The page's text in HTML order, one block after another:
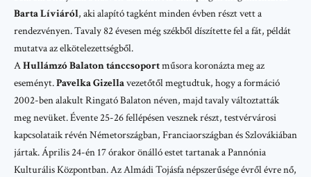
Barta Líviáról, aki alapító tagként minden évben részt vett a
rendezvényen. Tavaly 82 évesen még székből díszítette fel a fát, példát
mutatva az elkötelezettségből.
AHullámzó Balaton tánccsoportműsora koronázta meg az
eseményt.Pavelka Gizellavezetőtől megtudtuk, hogy a formáció
2002-ben alakult Ringató Balaton néven, majd tavaly változtatták
meg nevüket. Évente 25-26 fellépésen vesznek részt, testvérvárosi
kapcsolataik révénNémetországban, FranciaországbanésSzlovákiában
jártak. Április 24-én 17 órakor önálló estet tartanak a Pannónia
Kulturális Központban. Az Almádi Tojásfa népszerűsége évről évre nő,